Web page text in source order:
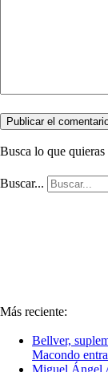
Busca lo que
Buscar...
Más reciente:
Bellver,
Macondo
Miguel Ángel